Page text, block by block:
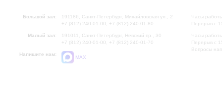
Большой зал:
191186, Санкт-Петербург, Михайловская ул., 2
+7 (812) 240-01-00, +7 (812) 240-01-80
Малый зал:
191011, Санкт-Петербург, Невский пр., 30
+7 (812) 240-01-00, +7 (812) 240-01-70
Напишите нам:
MAX
Часы
Перерыв с
Часы
Перерыв с
Вопросы